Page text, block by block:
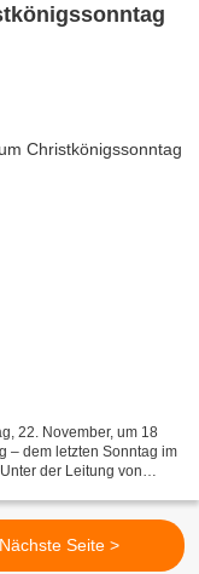
22. November, um 18
– dem letzten Sonntag im
der Leitung von
Nächste Seite >